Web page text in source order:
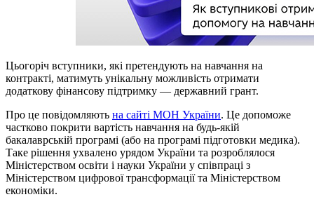
Цьогоріч вступники, які претендують на навчання на
контракті, матимуть унікальну можливість отримати
додаткову фінансову підтримку — державний грант.
Про це повідомляють на сайті МОН України. Це допоможе
частково покрити вартість навчання на будь-якій
бакалаврській програмі (або на програмі підготовки медика).
Таке рішення ухвалено урядом України та розроблялося
Міністерством освіти і науки України у співпраці з
Міністерством цифрової трансформації та Міністерством
економіки.